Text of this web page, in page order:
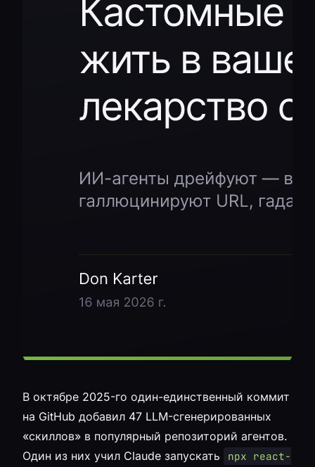
В октябре 2025-го один-единственный коммит
на GitHub добавил 47 LLM-сгенерированных
«скиллов» в популярный репозиторий агентов.
Один из них учил Claude запускать
npx react-